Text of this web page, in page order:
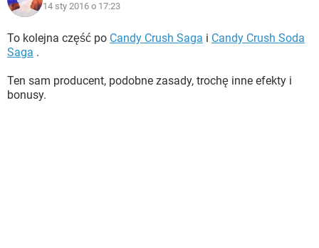
14 sty 2016 o 17:23
To kolejna część po Candy Crush Saga i Candy Crush Soda
Saga .
Ten sam producent, podobne zasady, trochę inne efekty i
bonusy.